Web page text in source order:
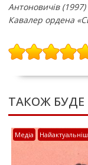
Антоновичів
Кавалер ордена
ТАКОЖ БУДЕ
Медіа